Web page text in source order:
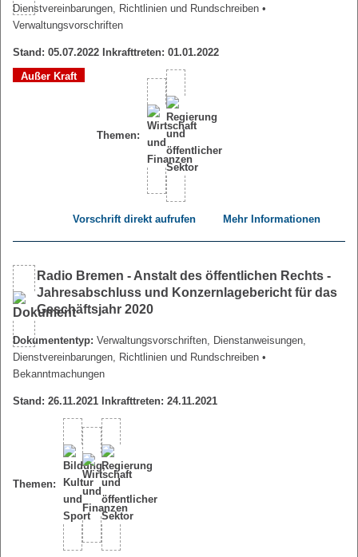
Dienstvereinbarungen, Richtlinien und Rundschreiben •
Verwaltungsvorschriften
Stand: 05.07.2022 Inkrafttreten: 01.01.2022
Außer Kraft
Themen:
Vorschrift direkt aufrufen Mehr Informationen
Radio Bremen - Anstalt des öffentlichen Rechts -
Jahresabschluss und Konzernlagebericht für das
Geschäftsjahr 2020
Dokumententyp: Verwaltungsvorschriften, Dienstanweisungen,
Dienstvereinbarungen, Richtlinien und Rundschreiben •
Bekanntmachungen
Stand: 26.11.2021 Inkrafttreten: 24.11.2021
Themen: